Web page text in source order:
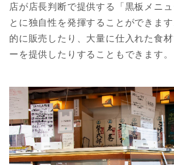
店が店長判断で提供する「黒板メニ
とに独自性を発揮することができま
的に販売したり、大量に仕入れた食
ーを提供したりすることもできます。